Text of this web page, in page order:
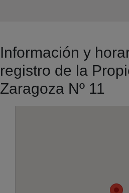
Información y
registro de la
Zaragoza Nº 11